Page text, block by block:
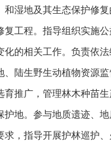
和湿地及其生态保护修
复工程。指导组织实施
化的相关工作。负责依
、陆生野生动植物资源
育推广，管理林木种苗
护地。参与地质遗迹、
求，指导开展护林巡护